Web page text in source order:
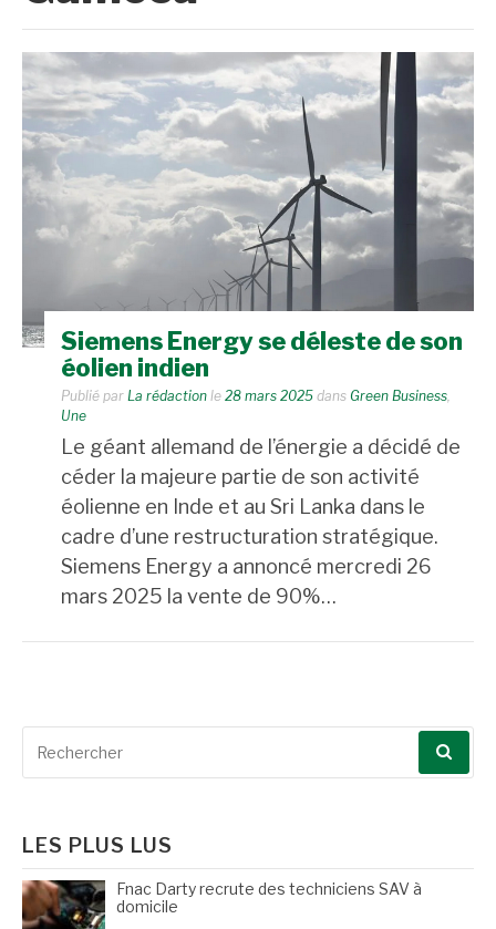
Siemens Energy se déleste de son
éolien indien
Publié par La rédaction le 28 mars 2025 dans Green Business
Une
Le géant allemand de l’énergie a décidé de
céder la majeure partie de son activité
éolienne en Inde et au Sri Lanka dans le
cadre d’une restructuration stratégique.
Siemens Energy a annoncé mercredi 26
mars 2025 la vente de 90%…
LES PLUS LUS
Fnac Darty recrute des techniciens SAV à
domicile